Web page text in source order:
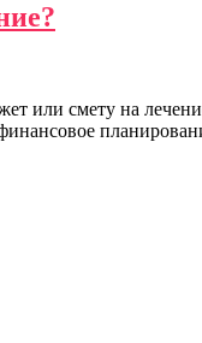
или смету на